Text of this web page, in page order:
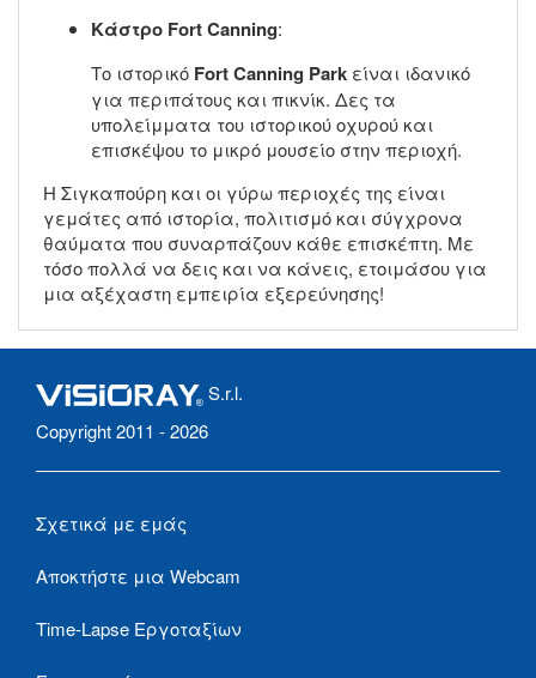
Κάστρο Fort Canning:
Το ιστορικό Fort Canning Park είναι ιδανικό
για περιπάτους και πικνίκ. Δες τα
υπολείμματα του ιστορικού οχυρού και
επισκέψου το μικρό μουσείο στην περιοχή.
Η Σιγκαπούρη και οι γύρω περιοχές της είναι
γεμάτες από ιστορία, πολιτισμό και σύγχρονα
θαύματα που συναρπάζουν κάθε επισκέπτη. Με
τόσο πολλά να δεις και να κάνεις, ετοιμάσου για
μια αξέχαστη εμπειρία εξερεύνησης!
S.r.l.
Copyright 2011 - 2026
Σχετικά με εμάς
Αποκτήστε μια Webcam
Time-Lapse Εργοταξίων